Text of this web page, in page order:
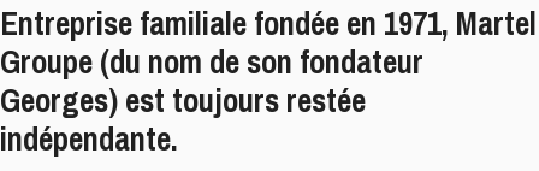
Entreprise familiale fondée en 1971, Martel
Groupe (du nom de son fondateur
Georges) est toujours restée
indépendante.